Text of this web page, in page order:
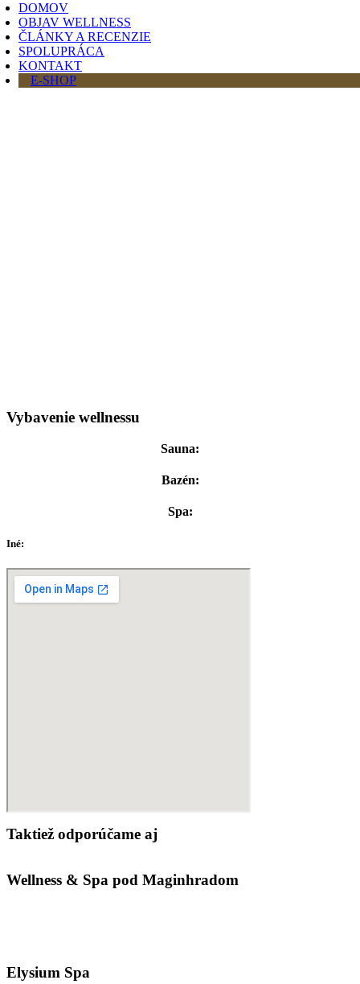
DOMOV
OBJAV WELLNESS
ČLÁNKY A RECENZIE
SPOLUPRÁCA
KONTAKT
E-SHOP
Vybavenie wellnessu
Sauna:
Bazén:
Spa:
Iné:
Taktiež odporúčame aj
Wellness & Spa pod Maginhradom
Elysium Spa